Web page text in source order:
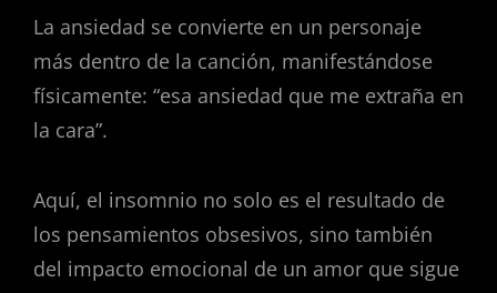
La ansiedad se convierte en un personaje
más dentro de la canción, manifestándose
físicamente: “esa ansiedad que me extraña en
la cara”.
Aquí, el insomnio no solo es el resultado de
los pensamientos obsesivos, sino también
del impacto emocional de un amor que sigue